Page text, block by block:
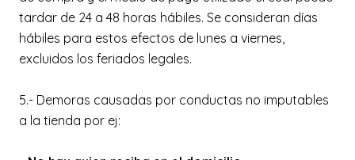
tardar de 24 a 48 horas hábiles. Se consideran días
hábiles para estos efectos de lunes a viernes,
excluidos los feriados legales.
5.- Demoras causadas por conductas no imputables
a la tienda por ej: